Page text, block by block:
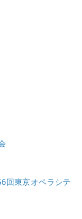
回東京オペラシテ